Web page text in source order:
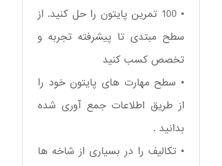
• 100 تمرین پایتون را حل کنید. از
سطح مبتدی تا پیشرفته تجربه و
تخصص کسب کنید
• سطح مهارت های پایتون خود را
از طریق اطلاعات جمع آوری شده
بدانید .
• تکالیف را در بسیاری از شاخه ها